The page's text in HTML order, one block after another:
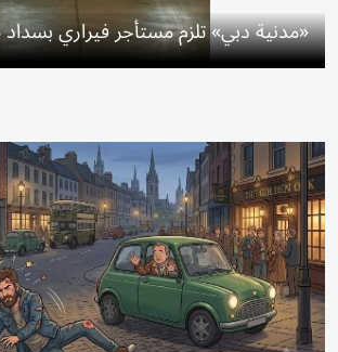
«مدنية دبي» تلزم مستأجر فيراري بسداد 208 آلاف درهم